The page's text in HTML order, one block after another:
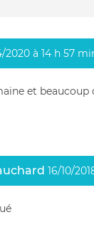
2020 à 14 h 57
et
16/10/